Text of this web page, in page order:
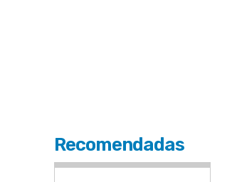
Recomendadas